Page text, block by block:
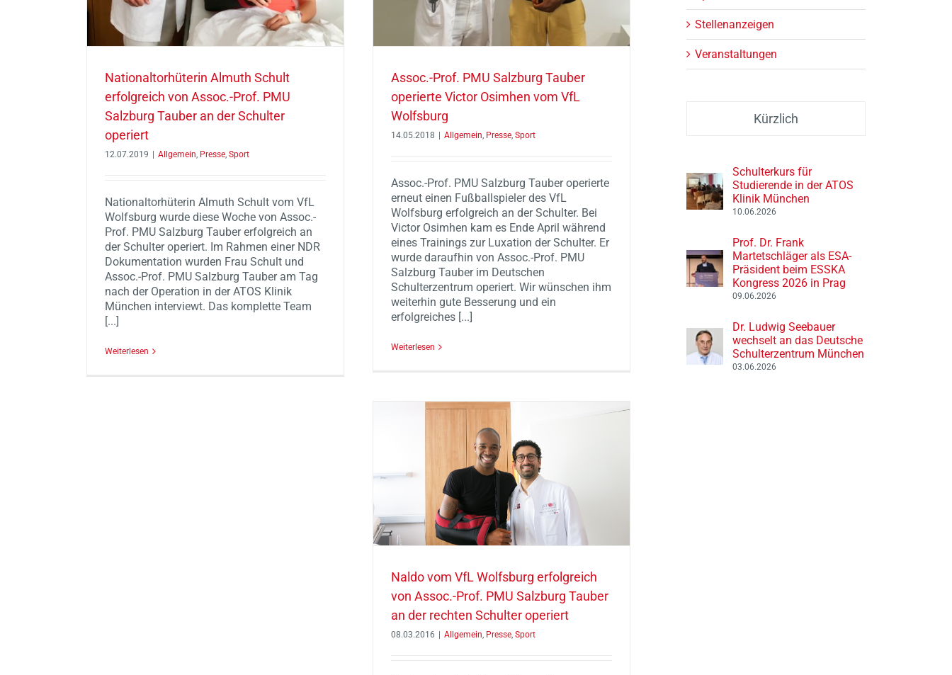
Nationaltorhüterin Almuth Schult
erfolgreich von Assoc.-Prof. PMU
Salzburg Tauber an der Schulter
operiert
12.07.2019 | Allgemein Presse Sport
Nationaltorhüterin Almuth Schult vom VfL
Wolfsburg wurde diese Woche von Assoc.-
Prof. PMU Salzburg Tauber erfolgreich an
der Schulter operiert. Im Rahmen einer NDR
Dokumentation wurden Frau Schult und
Assoc.-Prof. PMU Salzburg Tauber am Tag
nach der Operation in der ATOS Klinik
München interviewt. Das komplette Team
[...]
Weiterlesen
Assoc.-Prof. PMU Salzburg Tauber
operierte Victor Osimhen vom VfL
Wolfsburg
14.05.2018 | Allgemein Presse Sport
Assoc.-Prof. PMU Salzburg Tauber operierte
erneut einen Fußballspieler des VfL
Wolfsburg erfolgreich an der Schulter. Bei
Victor Osimhen kam es Ende April während
eines Trainings zur Luxation der Schulter. Er
wurde daraufhin von Assoc.-Prof. PMU
Salzburg Tauber im Deutschen
Schulterzentrum operiert. Wir wünschen ihm
weiterhin gute Besserung und ein
erfolgreiches [...]
Weiterlesen
Naldo vom VfL Wolfsburg erfolgreich
von Assoc.-Prof. PMU Salzburg Tauber
an der rechten Schulter operiert
08.03.2016 Allgemein, Presse, Sport
Stellenanzeigen
Veranstaltungen
Kürzlich
Schulterkurs für
Studierende in der ATOS
Klinik München
10.06.2026
Prof. Dr. Frank
Martetschläger als ESA-
Präsident beim ESSKA
Kongress 2026 in Prag
09.06.2026
Dr. Ludwig Seebauer
wechselt an das Deutsche
Schulterzentrum München
03.06.2026